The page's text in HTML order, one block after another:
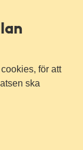
för att
ska